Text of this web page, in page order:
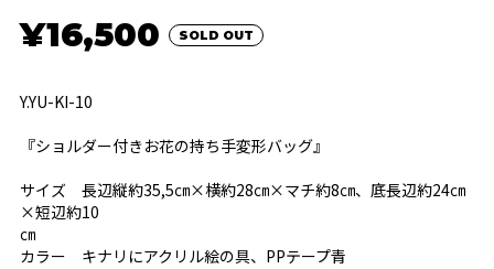
¥16,500 SOLD OUT
Y.YU-KI-10
『ショルダー付きお花の持ち手変形バッグ』
サイズ 長辺縦約35,5㎝×横約28㎝×マチ約8㎝、底長辺約24㎝
×短辺約10
㎝
カラー キナリにアクリル絵の具、PPテープ青